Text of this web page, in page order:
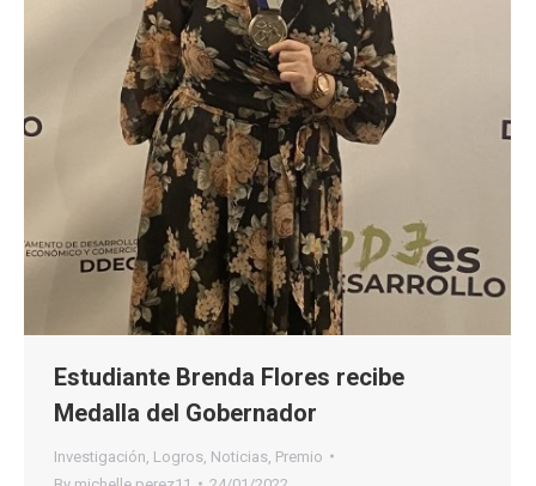
Estudiante Brenda Flores recibe
Medalla del Gobernador
Investigación Logros Noticias Premio